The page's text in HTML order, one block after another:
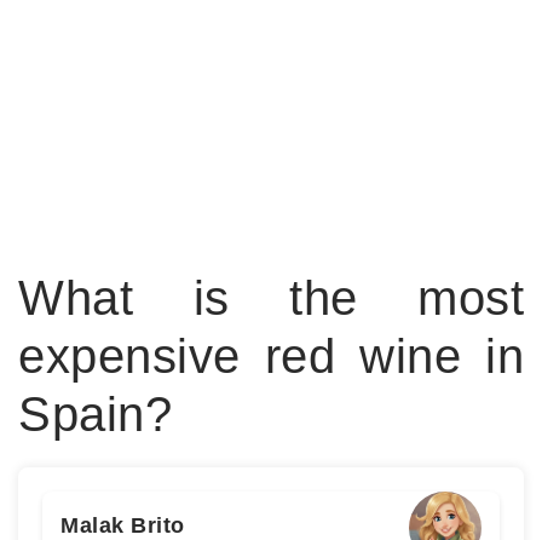
What is the most
expensive red wine in
Spain?
Malak Brito